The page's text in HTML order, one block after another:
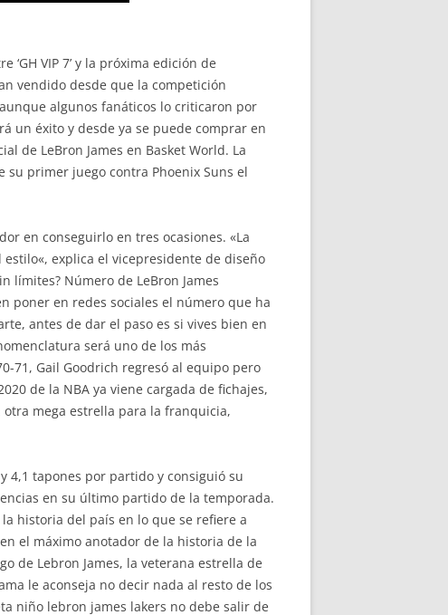
VIP 7’ y la próxima edición de
vendido desde que la competición
algunos fanáticos lo criticaron por
un éxito y desde ya se puede comprar en
de LeBron James en Basket World. La
su primer juego contra Phoenix Suns el
en conseguirlo en tres ocasiones. «La
explica el vicepresidente de diseño
límites? Número de LeBron James
poner en redes sociales el número que ha
antes de dar el paso es si vives bien en
será uno de los más
71, Gail Goodrich regresó al equipo pero
de la NBA ya viene cargada de fichajes,
otra mega estrella para la franquicia,
4,1 tapones por partido y consiguió su
en su último partido de la temporada.
historia del país en lo que se refiere a
el máximo anotador de la historia de la
de Lebron James, la veterana estrella de
le aconseja no decir nada al resto de los
niño lebron james lakers no debe salir de